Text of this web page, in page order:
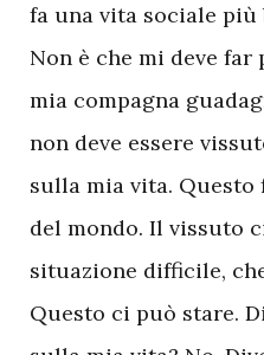
fa una vita sociale
Non è che mi deve
mia compagna
non deve essere
sulla mia vita.
del mondo. Il vissuto
situazione difficile,
Questo ci può stare.